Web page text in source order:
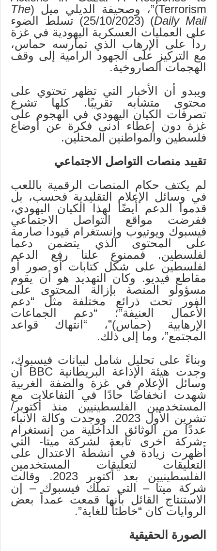
Terrorism)”، وصحيفة الديلي ميل (
The
Daily Mail
) (25/10/2023) تسلط الضوء
على العمليات العسكرية اليهودية في غزة
رداً على الإرهاب الذي تمارسه حماس،
مع التركيز على الجهود الرامية إلى وقف
الهجمات الصاروخية.
ويبدو أن الأخبار التي تظهر تحتوي على
محتوى متشابه تقريبًا. كلها تشرع
تصرفات الكيان اليهودي في الهجوم على
غزة دون إعطاء أدنى فكرة عن أوضاع
فلسطين والمواطنين المحتلين.
تقييد منصات التواصل الاجتماعي
لم يكتف حكام المنصات الرقمية باللعب
في وسائل الإعلام التقليدية فحسب، بل
قدموا الدعم أيضًا لهذا الكيان اليهودي،
ففرضت مواقع التواصل الاجتماعي
فيسبوك ويوتيوب وإنستغرام قيودا صارمة
على المحتوى الذي يتضمن دعما
لفلسطين. فممنوع علنا رفع الدعم
لفلسطين على شكل كتابات أو صور أو
مقاطع فيديو. وكان التهديد هو أن يقوم
مسؤولو المنصة بإزالة المحتوى على
الفور تحت ذرائع مختلفة مثل “دعم
الأعمال العنيفة”؛ “دعم الجماعات
الإرهابية (حماس)”، “انتهاك قواعد
المجتمع”، وما إلى ذلك.
وبناءً على تحليل شامل لبيانات فيسبوك،
وجدت هيئة الإذاعة البريطانية BBC أن
وسائل الإعلام في غزة والضفة الغربية
شهدت انخفاضًا حادًا في التفاعلات مع
المستخدمين الفلسطينيين منذ أكتوبر/
تشرين الأول 2023. ووجدت وكالة الأنباء
عددًا من الوثائق الداخلية من إنستغرام
-شركة أخرى تابعة لشركة ميتا- التي
أظهرت زيادة في أنشطة الاعتدال على
التعليقات لتعليقات المستخدمين
الفلسطينيين بعد أكتوبر 2023. وقالت
شركة ميتا – التي تملك فيسبوك – إن
الاستنتاج القائل بأنها قمعت عمداً بعض
الروايات كان “خاطئاً للغاية”.
الصورة الحقيقية